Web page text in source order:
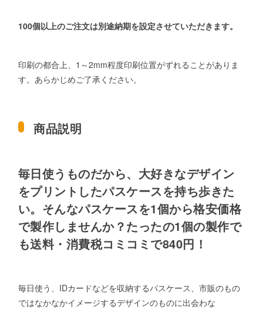
100個以上のご注文は別途納期を設定させていただきます。
印刷の都合上、1～2mm程度印刷位置がずれることがありま
す。あらかじめご了承ください。
商品説明
毎日使うものだから、大好きなデザイン
をプリントしたパスケースを持ち歩きた
い。そんなパスケースを1個から格安価格
で製作しませんか？たったの1個の製作で
も送料・消費税コミコミで840円！
毎日使う、IDカードなどを収納するパスケース、市販のもの
ではなかなかイメージするデザインのものに出会わな